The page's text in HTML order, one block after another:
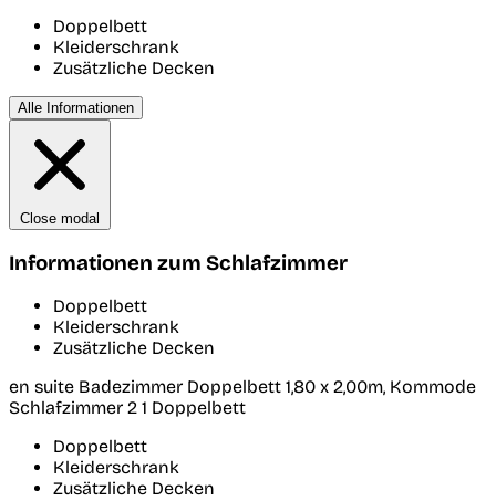
Doppelbett
Kleiderschrank
Zusätzliche Decken
Alle Informationen
Close modal
Informationen zum Schlafzimmer
Doppelbett
Kleiderschrank
Zusätzliche Decken
en suite Badezimmer Doppelbett 1,80 x 2,00m, Kommode
Schlafzimmer 2 1 Doppelbett
Doppelbett
Kleiderschrank
Zusätzliche Decken